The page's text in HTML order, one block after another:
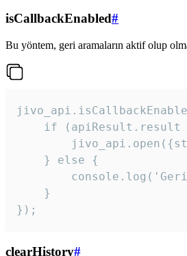
isCallbackEnabled#
Bu yöntem, geri aramaların aktif olup
if (apiResult.result
    } else {
    }
});
clearHistory#